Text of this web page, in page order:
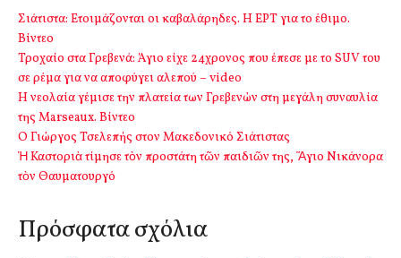
Σιάτιστα: Ετοιμάζονται οι καβαλάρηδες. Η ΕΡΤ για το έθιμο.
Βίντεο
Τροχαίο στα Γρεβενά: Άγιο είχε 24χρονος που έπεσε με το SUV του
σε ρέμα για να αποφύγει αλεπού – video
Η νεολαία γέμισε την πλατεία των Γρεβενών στη μεγάλη συναυλία
της Marseaux. Βίντεο
Ο Γιώργος Τσελεπής στον Μακεδονικό Σιάτιστας
Ἡ Καστοριὰ τίμησε τὸν προστάτη τῶν παιδιῶν της, Ἅγιο Νικάνορα
τὸν Θαυματουργό
Πρόσφατα σχόλια